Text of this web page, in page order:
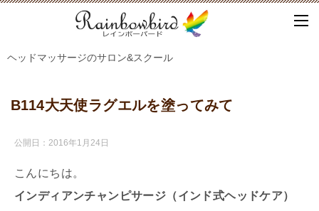
ヘッドマッサージのサロン&スクール
B114大天使ラグエルを塗ってみて
公開日： 2016年1月24日
こんにちは。
インディアンチャンピサージ（インド式ヘッドケア）